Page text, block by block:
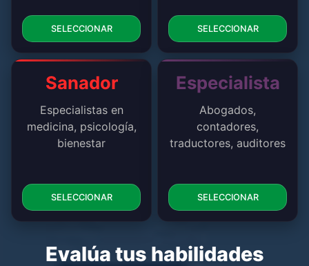
SELECCIONAR SELECCIONAR
Sanador
Especialistas en
medicina, psicología,
bienestar
SELECCIONAR
Especialista
Abogados,
contadores,
traductores, auditores
SELECCIONAR
Evalúa tus habilidades